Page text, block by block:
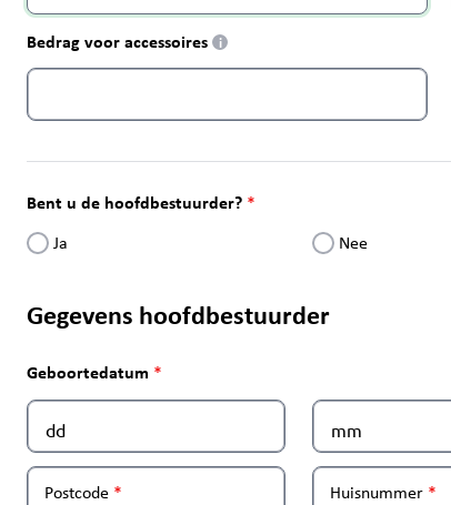
Bedrag voor accessoires i
Bent u de hoofdbestuurder?
Ja Nee
Gegevens hoofdbestuurder
Geboortedatum
Postcode Huisnummer